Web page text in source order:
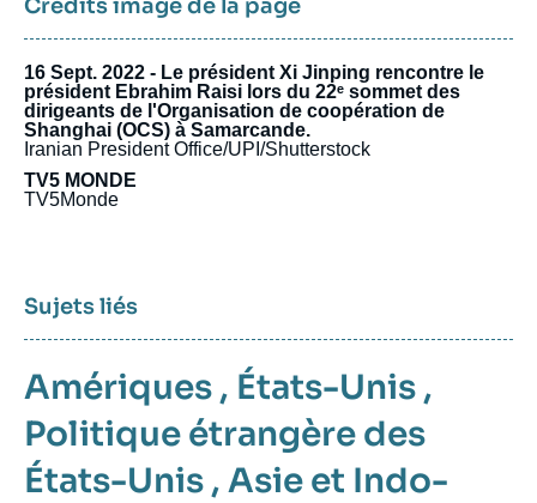
Crédits image de la page
16 Sept. 2022 - Le président Xi Jinping rencontre le
président Ebrahim Raisi lors du 22ᵉ sommet des
dirigeants de l'Organisation de coopération de
Shanghai (OCS) à Samarcande.
Iranian President Office/UPI/Shutterstock
TV5 MONDE
TV5Monde
Sujets liés
Amériques , États-Unis ,
Politique étrangère des
États-Unis , Asie et Indo-